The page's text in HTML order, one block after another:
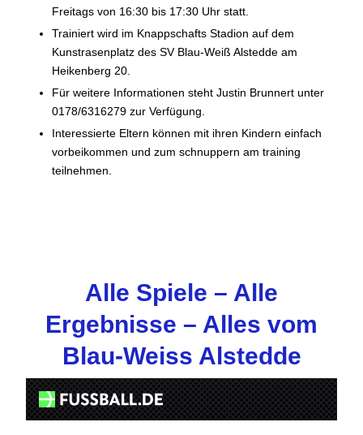
Freitags von 16:30 bis 17:30 Uhr statt.
Trainiert wird im Knappschafts Stadion auf dem
Kunstrasenplatz des SV Blau-Weiß Alstedde am
Heikenberg 20.
Für weitere Informationen steht Justin Brunnert unter
0178/6316279 zur Verfügung.
Interessierte Eltern können mit ihren Kindern einfach
vorbeikommen und zum schnuppern am training
teilnehmen.
Alle Spiele – Alle
Ergebnisse – Alles vom
Blau-Weiss Alstedde